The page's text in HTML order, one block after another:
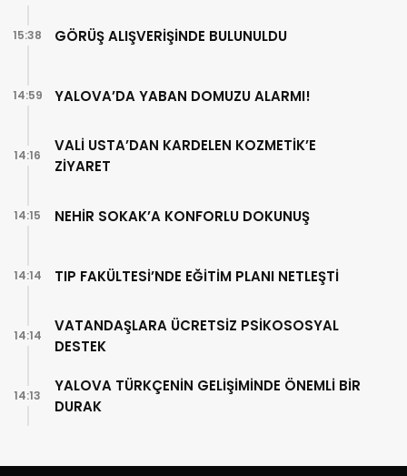
GÖRÜŞ ALIŞVERİŞİNDE BULUNULDU
15:38
YALOVA’DA YABAN DOMUZU ALARMI!
14:59
VALİ USTA’DAN KARDELEN KOZMETİK’E
ZİYARET
14:16
NEHİR SOKAK’A KONFORLU DOKUNUŞ
14:15
TIP FAKÜLTESİ’NDE EĞİTİM PLANI NETLEŞTİ
14:14
VATANDAŞLARA ÜCRETSİZ PSİKOSOSYAL
DESTEK
14:14
YALOVA TÜRKÇENİN GELİŞİMİNDE ÖNEMLİ BİR
DURAK
14:13